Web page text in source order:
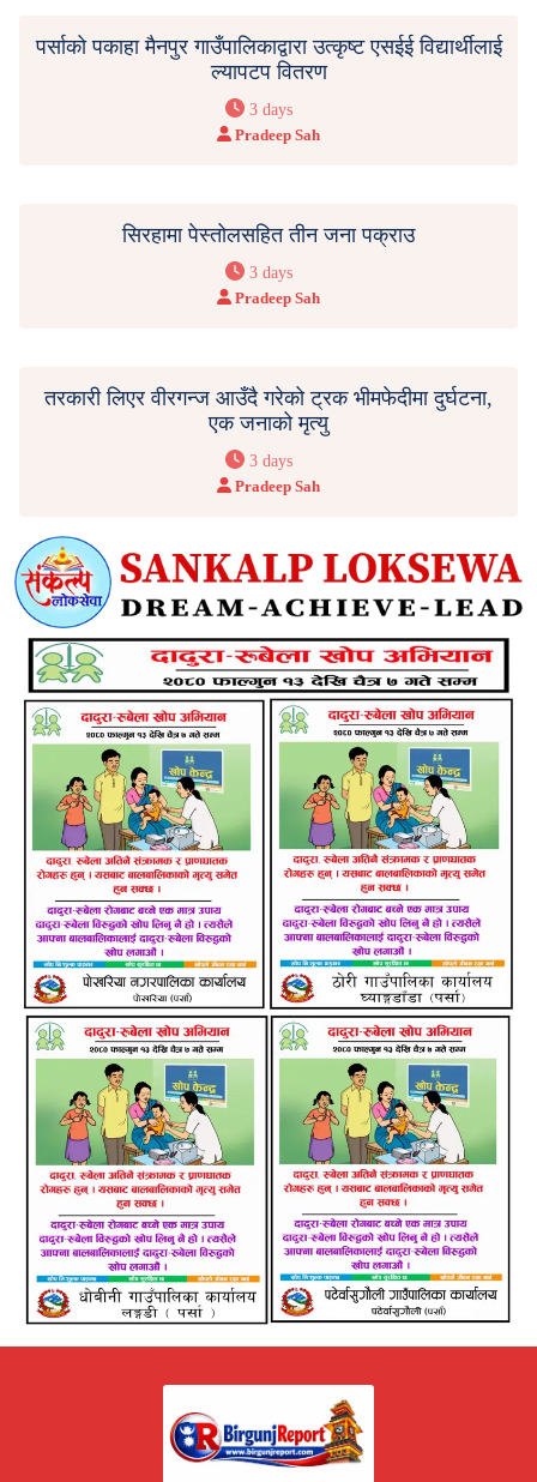
पर्साको पकाहा मैनपुर गाउँपालिकाद्वारा उत्कृष्ट एसईई विद्यार्थीलाई
ल्यापटप वितरण
3 days
Pradeep Sah
सिरहामा पेस्तोलसहित तीन जना पक्राउ
3 days
Pradeep Sah
तरकारी लिएर वीरगन्ज आउँदै गरेको ट्रक भीमफेदीमा दुर्घटना,
एक जनाको मृत्यु
3 days
Pradeep Sah